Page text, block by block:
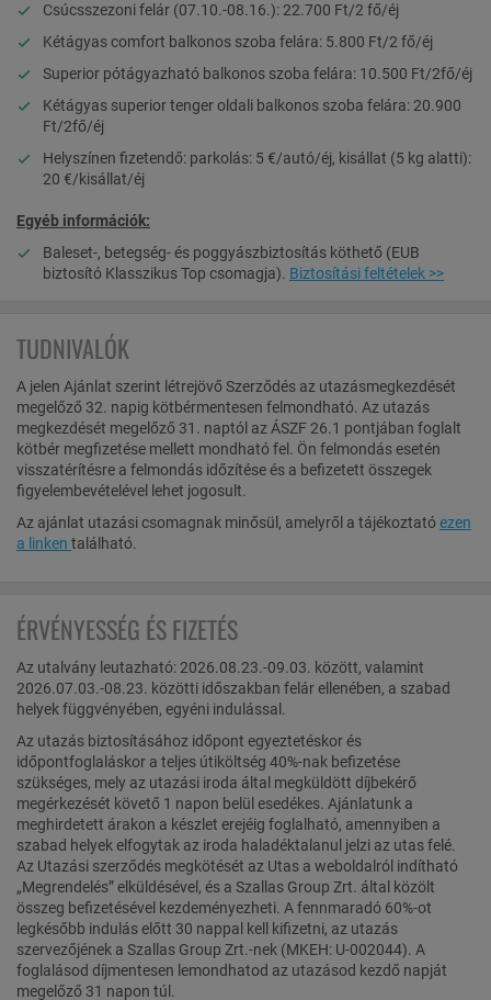
Csúcsszezoni felár (07.10.-08.16.): 22.700 Ft/2 fő/éj
Kétágyas comfort balkonos szoba felára: 5.800 Ft/2 fő/éj
Superior pótágyazható balkonos szoba felára: 10.500 Ft/2fő/éj
Kétágyas superior tenger oldali balkonos szoba felára: 20.900
Ft/2fő/éj
Helyszínen fizetendő: parkolás: 5 €/autó/éj, kisállat (5 kg alatti):
20 €/kisállat/éj
Egyéb információk:
Baleset-, betegség- és poggyászbiztosítás köthető (EUB
biztosító Klasszikus Top csomagja). Biztosítási feltételek >>
TUDNIVALÓK
A jelen Ajánlat szerint létrejövő Szerződés az utazásmegkezdését
megelőző 32. napig kötbérmentesen felmondható. Az utazás
megkezdését megelőző 31. naptól az ÁSZF 26.1 pontjában foglalt
kötbér megfizetése mellett mondható fel. Ön felmondás esetén
visszatérítésre a felmondás időzítése és a befizetett összegek
figyelembevételével lehet jogosult.
Az ajánlat utazási csomagnak minősül, amelyről a tájékoztatóezen
a linken található.
ÉRVÉNYESSÉG ÉS FIZETÉS
Az utalvány leutazható: 2026.08.23.-09.03. között, valamint
2026.07.03.-08.23. közötti időszakban felár ellenében, a szabad
helyek függvényében, egyéni indulással.
Az utazás biztosításához időpont egyeztetéskor és
időpontfoglaláskor a teljes útiköltség 40%-nak befizetése
szükséges, mely az utazási iroda által megküldött díjbekérő
megérkezését követő 1 napon belül esedékes. Ajánlatunk a
meghirdetett árakon a készlet erejéig foglalható, amennyiben a
szabad helyek elfogytak az iroda haladéktalanul jelzi az utas felé.
Az Utazási szerződés megkötését az Utas a weboldalról indítható
„Megrendelés” elküldésével, és a Szallas Group Zrt. által közölt
összeg befizetésével kezdeményezheti. A fennmaradó 60%-ot
legkésőbb indulás előtt 30 nappal kell kifizetni, az utazás
szervezőjének a Szallas Group Zrt.-nek (MKEH: U-002044). A
foglalásod díjmentesen lemondhatod az utazásod kezdő napját
megelőző 31 napon túl.